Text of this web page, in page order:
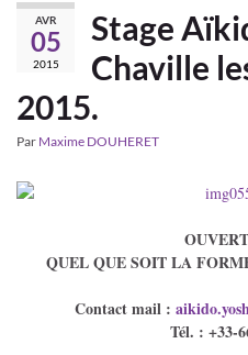
AVR
05
2015
Stage
Chaville
2015.
Par Maxime DOUHERET
QUEL QUE SOIT LA
Contact mail :
Tél. : +33-